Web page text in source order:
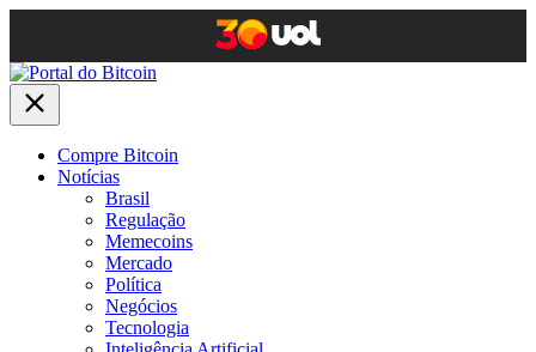
Compre Bitcoin
Notícias
Brasil
Regulação
Memecoins
Mercado
Política
Negócios
Tecnologia